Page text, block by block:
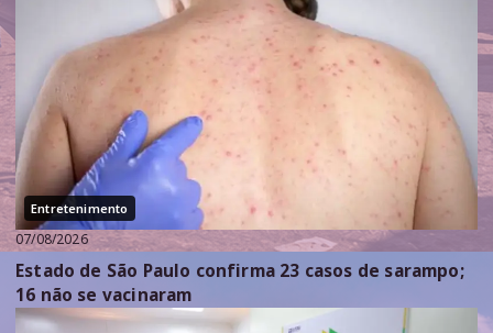
Entretenimento
07/08/2026
Estado de São Paulo confirma 23 casos de sarampo;
16 não se vacinaram